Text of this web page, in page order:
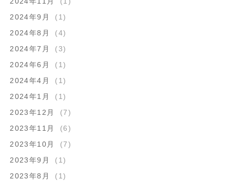
2024年9月
(1)
2024年8月
(4)
2024年7月
(3)
2024年6月
(1)
2024年4月
(1)
2024年1月
(1)
2023年12月
(7)
2023年11月
(6)
2023年10月
(7)
2023年9月
(1)
2023年8月
(1)